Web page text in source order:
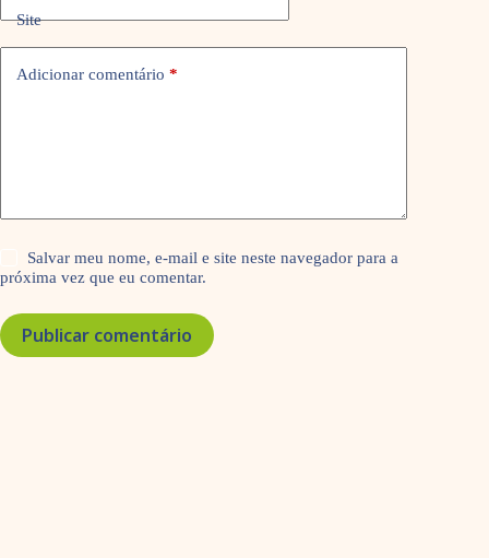
Site
Adicionar comentário *
Salvar meu nome, e-mail e site neste navegador para a
próxima vez que eu comentar.
Publicar comentário